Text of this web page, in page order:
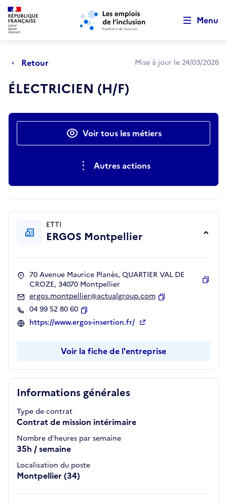
Aller au menu principal Aller au contenu principal
Menu
Retour Mise à jour le 24/03/2026
ÉLECTRICIEN (H/F)
Actions rapidesVoir tous les métiers
Autres actions
Informations générales
Type de contrat
Contrat de mission intérimaire
Nombre d'heures par semaine
35h / semaine
Localisation du poste
Montpellier (34)
ETTI
ERGOS Montpellier
70 Avenue Maurice Planès, QUARTIER VAL DE
CROZE, 34070 Montpellier
ergos.montpellier@actualgroup.com
04 99 52 80 60
Copier
https://www.ergos-insertion.fr/
Voir la fiche de l'entreprise
Retour au début de la page
Panneau de gestion des cookies